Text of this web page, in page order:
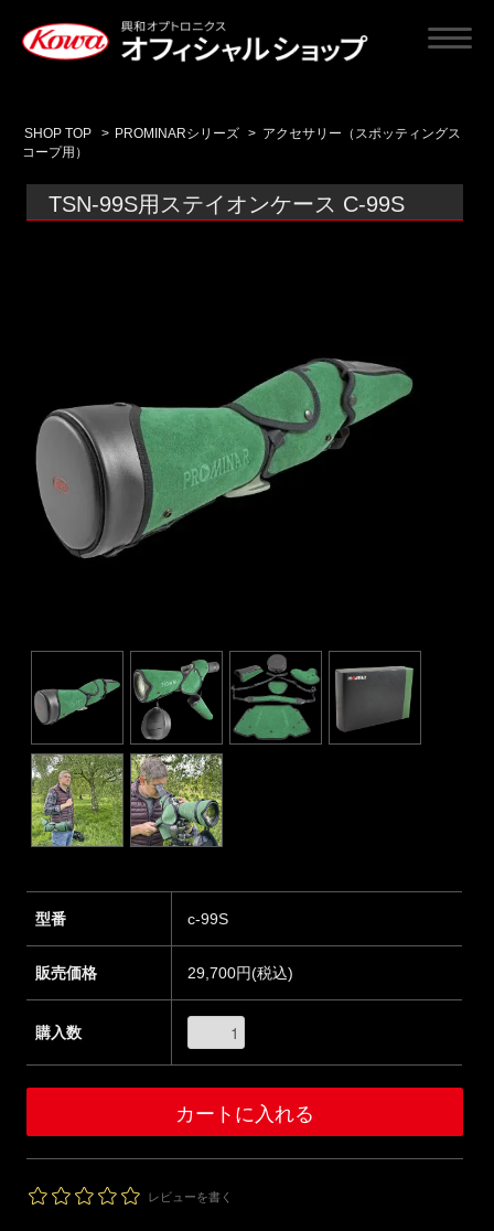
SHOP TOP > PROMINARシリーズ > アクセサリー（スポッティングス
コープ用）
TSN-99S用ステイオンケース C-99S
型番 c-99S
販売価格 29,700円(税込)
購入数
レビューを書く